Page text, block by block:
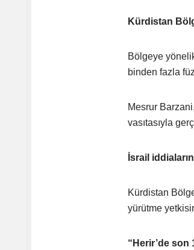
Kürdistan
Bölgeye
binden fazla
Mesrur
vasıtasıyla
İsrail
Kürdistan
yürütme
“Herir’de son